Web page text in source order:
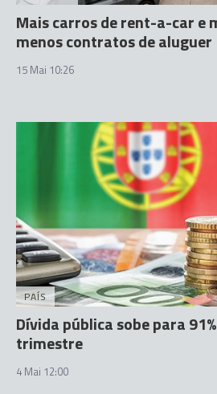
Mais carros de rent-a-car e
menos contratos de aluguer
15 Mai 10:26
PAÍS
Dívida pública sobe para
trimestre
4 Mai 12:00